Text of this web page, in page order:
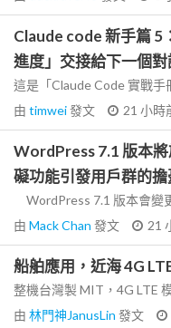
Claude code 新手篇
進度」交接給下一個對
這是「Claude Code 實戰手
由 timwei發文 21 小時
WordPress 7.1 版本
礙功能引發用戶群的擔
WordPress 7.1 版本會變
由 Mack Chan 發文 21
船舶應用，近海 4G
整機台灣製 MIT，4G LTE
由 林門神JanusLin 發文